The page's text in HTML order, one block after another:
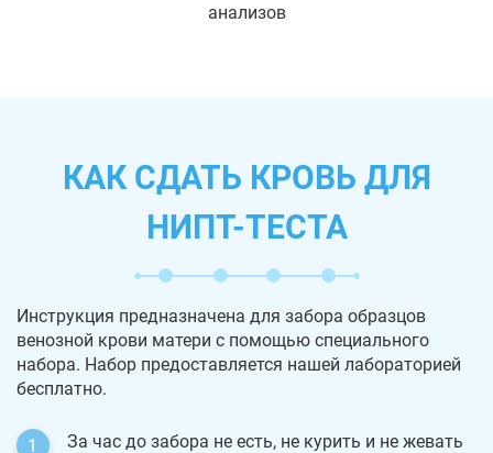
анализов
КАК СДАТЬ КРОВЬ ДЛЯ
НИПТ-ТЕСТА
Инструкция предназначена для забора образцов
венозной крови матери с помощью специального
набора. Набор предоставляется нашей лабораторией
бесплатно.
За час до забора не есть, не курить и не жевать